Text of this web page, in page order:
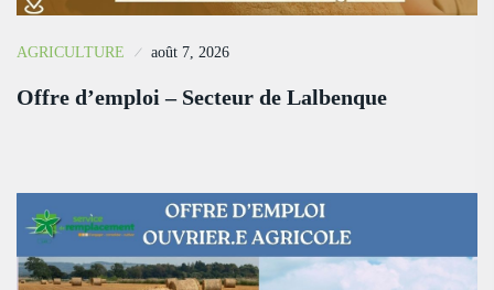
AGRICULTURE août 7, 2026
Offre d’emploi – Secteur de Lalbenque